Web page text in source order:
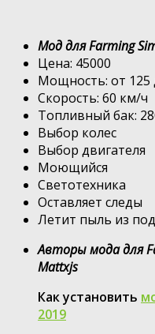
Мод для Farming
Цена: 45000
Мощность: от 125
Скорость: 60 км/ч
Топливный бак:
Выбор колес
Выбор двигателя
Моющийся
Светотехника
Оставляет следы
Летит пыль из
Авторы мода для
Mattxjs
Как установить
2019